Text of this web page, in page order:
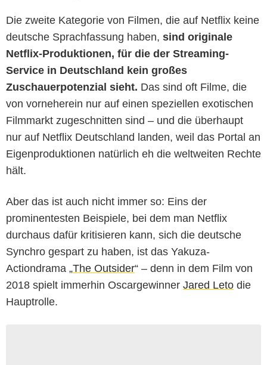
Die zweite Kategorie von Filmen, die auf Netflix keine
deutsche Sprachfassung haben, sind originale
Netflix-Produktionen, für die der Streaming-
Service in Deutschland kein großes
Zuschauerpotenzial sieht. Das sind oft Filme, die
von vorneherein nur auf einen speziellen exotischen
Filmmarkt zugeschnitten sind – und die überhaupt
nur auf Netflix Deutschland landen, weil das Portal an
Eigenproduktionen natürlich eh die weltweiten Rechte
hält.
Aber das ist auch nicht immer so: Eins der
prominentesten Beispiele, bei dem man Netflix
durchaus dafür kritisieren kann, sich die deutsche
Synchro gespart zu haben, ist das Yakuza-
Actiondrama „The Outsider“ – denn in dem Film von
2018 spielt immerhin Oscargewinner Jared Leto die
Hauptrolle.